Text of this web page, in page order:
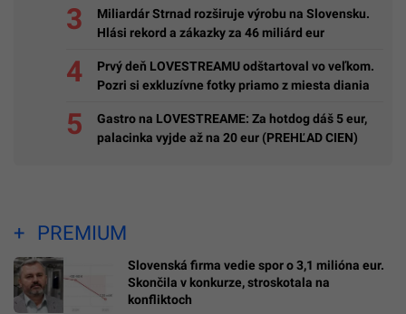
Miliardár Strnad rozširuje výrobu na Slovensku.
Hlási rekord a zákazky za 46 miliárd eur
Prvý deň LOVESTREAMU odštartoval vo veľkom.
Pozri si exkluzívne fotky priamo z miesta diania
Gastro na LOVESTREAME: Za hotdog dáš 5 eur,
palacinka vyjde až na 20 eur (PREHĽAD CIEN)
PREMIUM
Slovenská firma vedie spor o 3,1 milióna eur.
Skončila v konkurze, stroskotala na
konfliktoch